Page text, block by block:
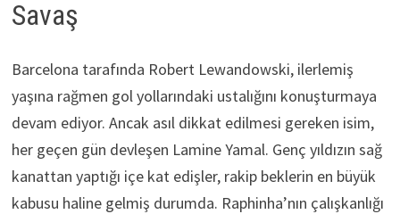
Savaş
Barcelona tarafında Robert Lewandowski, ilerlemiş
yaşına rağmen gol yollarındaki ustalığını konuşturmaya
devam ediyor. Ancak asıl dikkat edilmesi gereken isim,
her geçen gün devleşen Lamine Yamal. Genç yıldızın sağ
kanattan yaptığı içe kat edişler, rakip beklerin en büyük
kabusu haline gelmiş durumda. Raphinha’nın çalışkanlığı